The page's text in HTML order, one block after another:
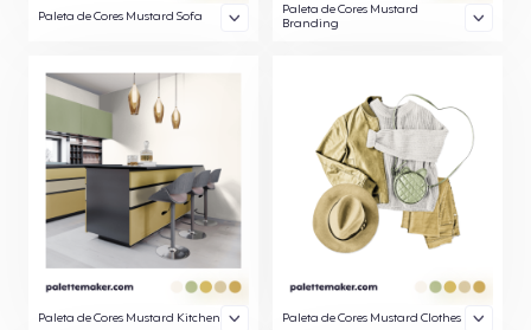
Paleta de Cores Mustard Sofa
Paleta de Cores Mustard
Branding
Paleta de Cores Mustard Kitchen Paleta de Cores Mustard Clothes